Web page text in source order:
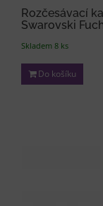
Rozčesávací
Swarovski
Skladem 8 ks
Do košíku